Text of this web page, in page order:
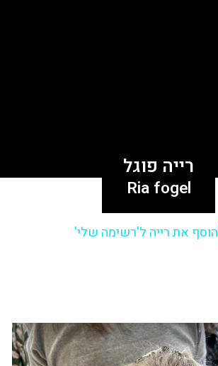
רייה פוגל
Ria fogel
הוסף את רייה ל'רשימה שלי'